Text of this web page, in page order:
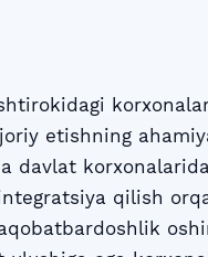
etishning
davlat
qilish